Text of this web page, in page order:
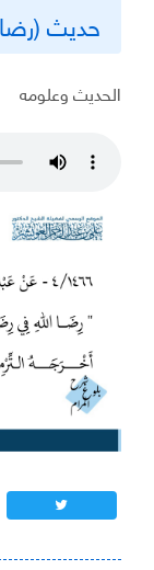
حديث (رضا
الحديث وعلومه